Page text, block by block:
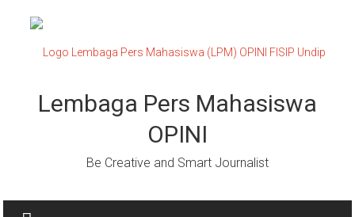
Lembaga Pers Mahasiswa
OPINI
Be Creative and Smart Journalist